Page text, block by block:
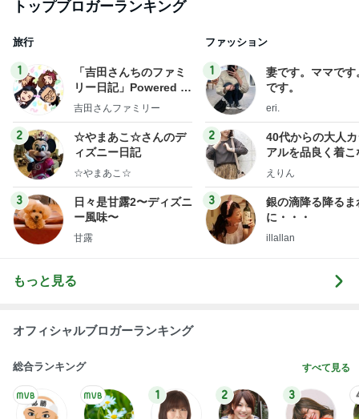
トップブロガーランキング
旅行
1
「吉田さんちのファミ
リー日記」Powered b
y Ameba 吉田さんファ
ログ
吉田さんファミリー
2
☆やまあこ☆さんのデ
ィズニー日記
☆やまあこ☆
3
日々是甘露2〜ディズニ
ー風味〜
甘露
ファッション
1
妻です。ママです
です。
eri.
2
40代からの大人
アルを品良く着こ
ファッションブロ
えりん
3
銀の滴降る降るま
に・・・
illallan
もっと見る
オフィシャルブロガーランキング
総合ランキング すべて見る
1 2 3